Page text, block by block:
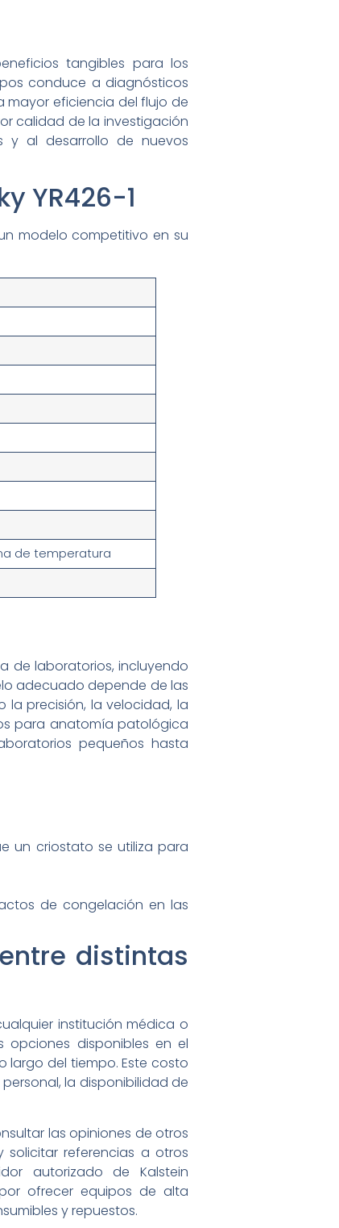
tangibles para los
conduce a diagnósticos
mayor eficiencia del flujo de
calidad de la investigación
y al desarrollo de nuevos
YR426-1
modelo competitivo en su
de temperatura
de laboratorios, incluyendo
adecuado depende de las
precisión, la velocidad, la
para anatomía patológica
pequeños hasta
un criostato se utiliza para
de congelación en las
distintas
institución médica o
opciones disponibles en el
largo del tiempo. Este costo
la disponibilidad de
las opiniones de otros
solicitar referencias a otros
autorizado de Kalstein
ofrecer equipos de alta
y repuestos.